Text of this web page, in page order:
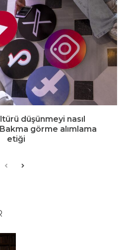
düşünmeyi nasıl
görme alımlama
etiği